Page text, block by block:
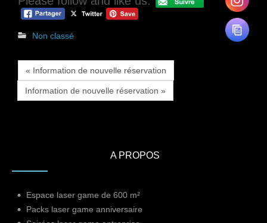
Non classé
« Information de nouvelle réservation
Information de nouvelle réservation »
A PROPOS
Espace laser game de 600 m²
Packs laser game anniversaire